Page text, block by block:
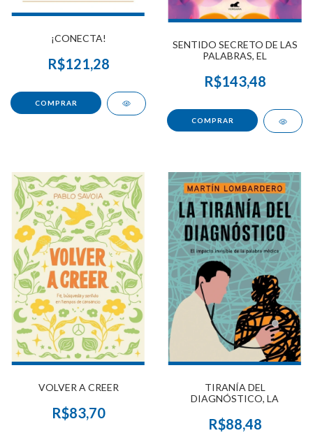
¡CONECTA!
R$121,28
SENTIDO SECRETO DE LAS
PALABRAS, EL
R$143,48
VOLVER A CREER
R$83,70
TIRANÍA DEL
DIAGNÓSTICO, LA
R$88,48